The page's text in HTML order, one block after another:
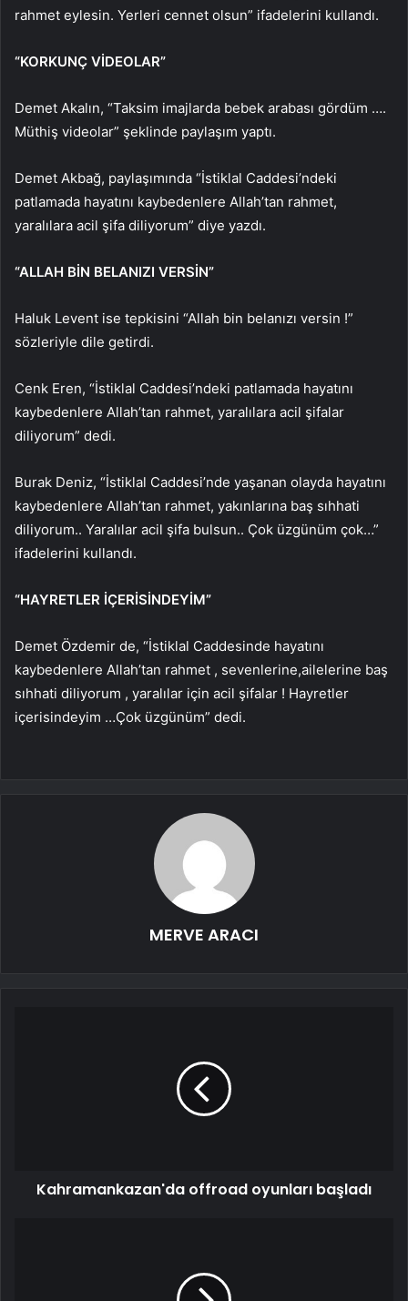
rahmet eylesin. Yerleri cennet olsun” ifadelerini kullandı.
“KORKUNÇ VİDEOLAR”
Demet Akalın, “Taksim imajlarda bebek arabası gördüm ….
Müthiş videolar” şeklinde paylaşım yaptı.
Demet Akbağ, paylaşımında “İstiklal Caddesi’ndeki
patlamada hayatını kaybedenlere Allah’tan rahmet,
yaralılara acil şifa diliyorum” diye yazdı.
“ALLAH BİN BELANIZI VERSİN”
Haluk Levent ise tepkisini “Allah bin belanızı versin !”
sözleriyle dile getirdi.
Cenk Eren, “İstiklal Caddesi’ndeki patlamada hayatını
kaybedenlere Allah’tan rahmet, yaralılara acil şifalar
diliyorum” dedi.
Burak Deniz, “İstiklal Caddesi’nde yaşanan olayda hayatını
kaybedenlere Allah’tan rahmet, yakınlarına baş sıhhati
diliyorum.. Yaralılar acil şifa bulsun.. Çok üzgünüm çok…”
ifadelerini kullandı.
“HAYRETLER İÇERİSİNDEYİM”
Demet Özdemir de, “İstiklal Caddesinde hayatını
kaybedenlere Allah’tan rahmet , sevenlerine,ailelerine baş
sıhhati diliyorum , yaralılar için acil şifalar ! Hayretler
içerisindeyim …Çok üzgünüm” dedi.
MERVE ARACI
Kahramankazan'da offroad oyunları başladı